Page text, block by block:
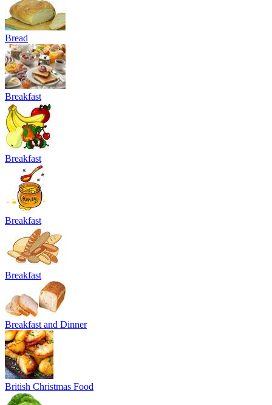
Bread
Breakfast
Breakfast
Breakfast
Breakfast
Breakfast and Dinner
British Christmas Food